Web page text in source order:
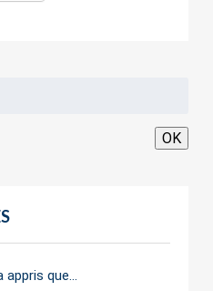
OK
appris que…